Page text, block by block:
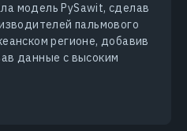
модель PySawit, сделав
пальмового
регионе, добавив
данные с высоким